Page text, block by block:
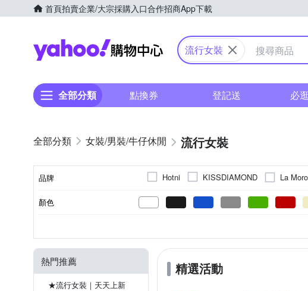
首頁拍賣企業/大宗採購入口合作招商App下載
Yahoo購物中心
流行女裝
全部分類 點換券 登記送 必
女裝/男裝/牛仔休閒 流行女裝
品牌 Hotni KISSDIAMOND La
顏色
羽絨外套
造型上衣
熱門推薦
★流行女裝｜天天上新
精選活動